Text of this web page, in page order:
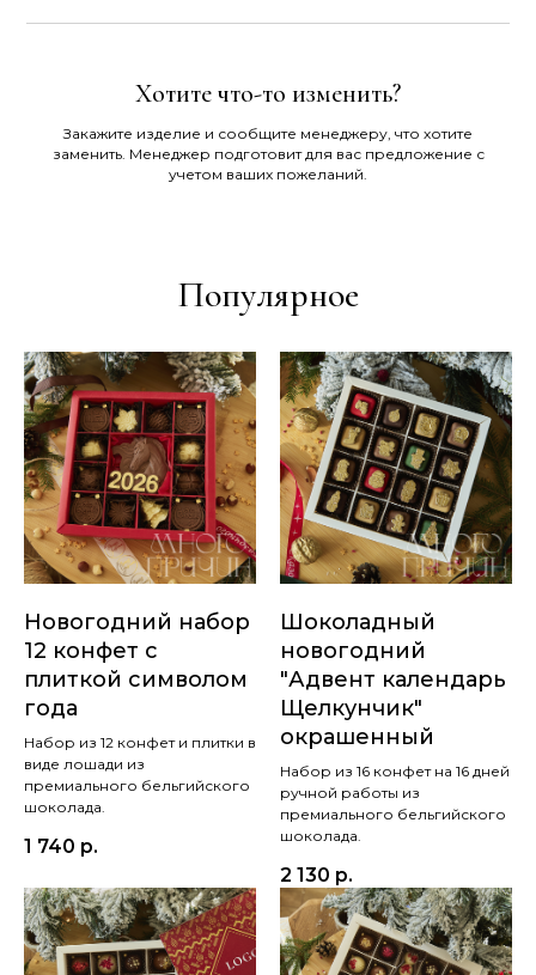
Хотите что-то изменить?
Закажите изделие и сообщите менеджеру, что хотите
заменить. Менеджер подготовит для вас предложение с
учетом ваших пожеланий.
Популярное
Новогодний набор
12 конфет с
плиткой символом
года
Набор из 12 конфет и плитки в
виде лошади из
премиального бельгийского
шоколада.
1 740 р.
Шоколадный
новогодний
"Адвент календарь
Щелкунчик"
окрашенный
Набор из 16 конфет на 16 дней
ручной работы из
премиального бельгийского
шоколада.
2 130 р.